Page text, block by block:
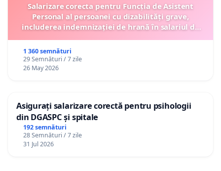
Salarizare corecta pentru Funcția de Asistent
Personal al persoanei cu dizabilități grave,
includerea indemnizației de hrană în salariul de
1 360 semnături
29 Semnături / 7 zile
26 May 2026
Asigurați salarizare corectă pentru psihologii
din DGASPC și spitale
192 semnături
28 Semnături / 7 zile
31 Jul 2026